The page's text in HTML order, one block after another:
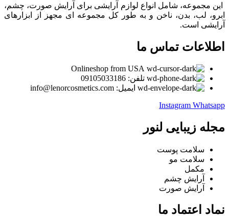
این مجموعه، شامل انواع لوازم آرایشی برای آرایش صورت، چشم،
ابرو، لب، بدن، ناخن و به طور کل مجموعه ای مجهز از ابزارهای
آرایشی است.
اطلاعات تماس ما
Onlineshop from USA
تلفن: 09105033186
ایمیل: info@lenorcosmetics.com
Instagram Whatsapp
مجله زیبایی لنور
سلامت پوست
سلامت مو
مکمل
آرایش چشم
آرایش صورت
نماد اعتماد ما